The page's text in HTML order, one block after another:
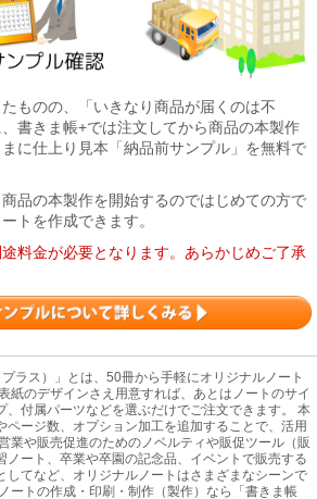
ものの、「いきなり商品が届くのは不
書きま帳+では注文してから商品の本製作
に仕上り見本「納品前サンプル」を無料で
品の本製作を開始するのではじめての方で
トを作成できます。
料金が必要となります。あらかじめご了承
プラス）」とは、50冊から手軽にオリジナルノート
紙のデザインさえ用意すれば、あとはノートのサイ
、付属パーツなどを選ぶだけでご注文できます。 本
ページ数、オプション加工を追加することで、活用
業や販売促進のためのノベルティや販促ツール（販
ノート、卒業や卒園の記念品、イベントで販売する
してなど、オリジナルノートはさまざまなシーンで
ートの作成・印刷・制作（製作）なら「書きま帳